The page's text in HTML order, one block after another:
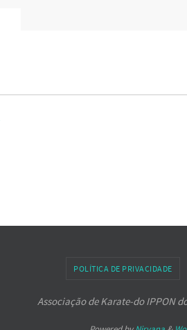
POLÍTICA DE PRIVACIDADE
Associação de Karate-do IPPON